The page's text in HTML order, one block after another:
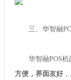
三、华智融
华智融POS机
方便，界面友好